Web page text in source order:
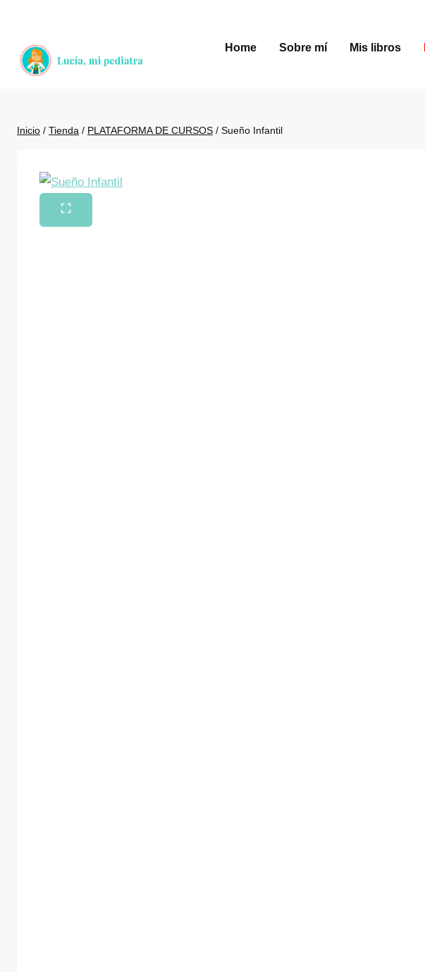
contenido
Home Sobre mí Mis libros
Inicio / Tienda / PLATAFORMA DE CURSOS / Sueño Infantil